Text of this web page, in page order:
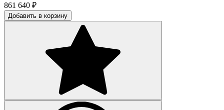
861 640 ₽
Добавить в корзину